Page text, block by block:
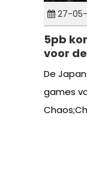
27-05-
5pb
voor
De
games